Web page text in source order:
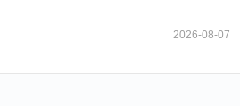
2026-08-07